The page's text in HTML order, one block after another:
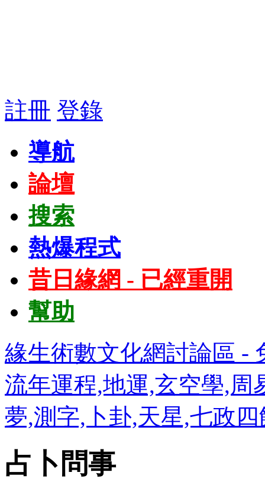
註冊 登錄
導航
論壇
搜索
熱爆程式
昔日緣網 - 已經重開
幫助
緣生術數文化網討論區 -
流年運程,地運,玄空學,周
夢,測字,卜卦,天星,七政
占卜問事